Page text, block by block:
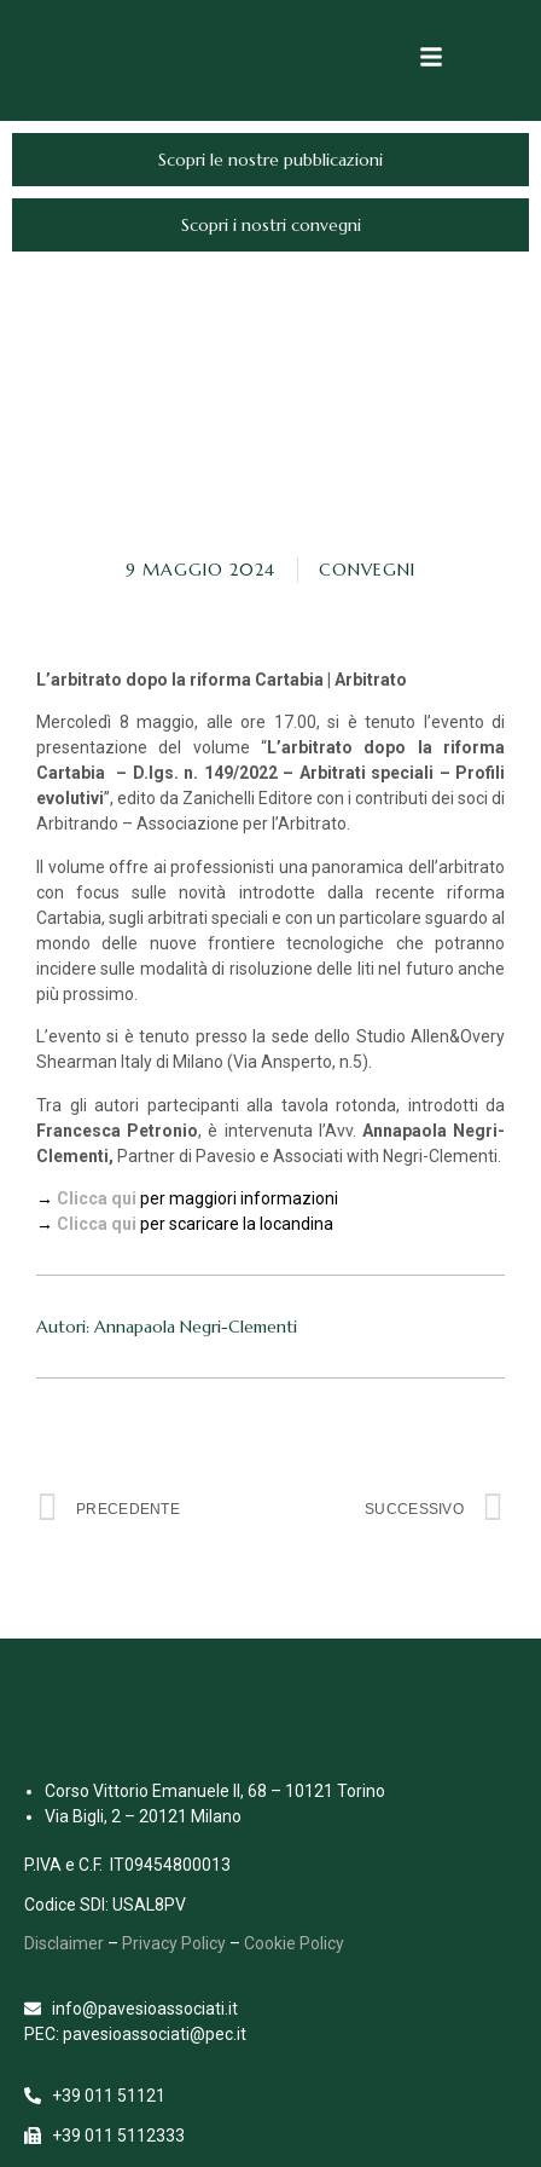
Scopri le nostre pubblicazioni
Scopri i nostri convegni
9 MAGGIO 2024 CONVEGNI
L’arbitrato dopo la riforma Cartabia | Arbitrato
Mercoledì 8 maggio, alle ore 17.00, si è tenuto l’evento di
presentazione del volume “L’arbitrato dopo la riforma
Cartabia – D.lgs. n. 149/2022 – Arbitrati speciali – Profili
evolutivi”, edito da Zanichelli Editore con i contributi dei soci di
Arbitrando – Associazione per l’Arbitrato.
Il volume offre ai professionisti una panoramica dell’arbitrato
con focus sulle novità introdotte dalla recente riforma
Cartabia, sugli arbitrati speciali e con un particolare sguardo al
mondo delle nuove frontiere tecnologiche che potranno
incidere sulle modalità di risoluzione delle liti nel futuro anche
più prossimo.
L’evento si è tenuto presso la sede dello Studio Allen&Overy
Shearman Italy di Milano (Via Ansperto, n.5).
Tra gli autori partecipanti alla tavola rotonda, introdotti da
Francesca Petronio, è intervenuta l’Avv. Annapaola Negri-
Clementi, Partner di Pavesio e Associati with Negri-Clementi.
→ Clicca qui per maggiori informazioni
→ Clicca qui per scaricare la locandina
Autori: Annapaola Negri-Clementi
PRECEDENTE SUCCESSIVO
Corso Vittorio Emanuele II, 68 – 10121 Torino
Via Bigli, 2 – 20121 Milano
P.IVA e C.F. IT09454800013
Codice SDI: USAL8PV
Disclaimer – Privacy Policy – Cookie Policy
info@pavesioassociati.it
PEC: pavesioassociati@pec.it
+39 011 51121
+39 011 5112333